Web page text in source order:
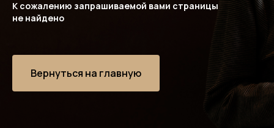
К сожалению запрашиваемой вами страницы
не найдено
Вернуться на главную